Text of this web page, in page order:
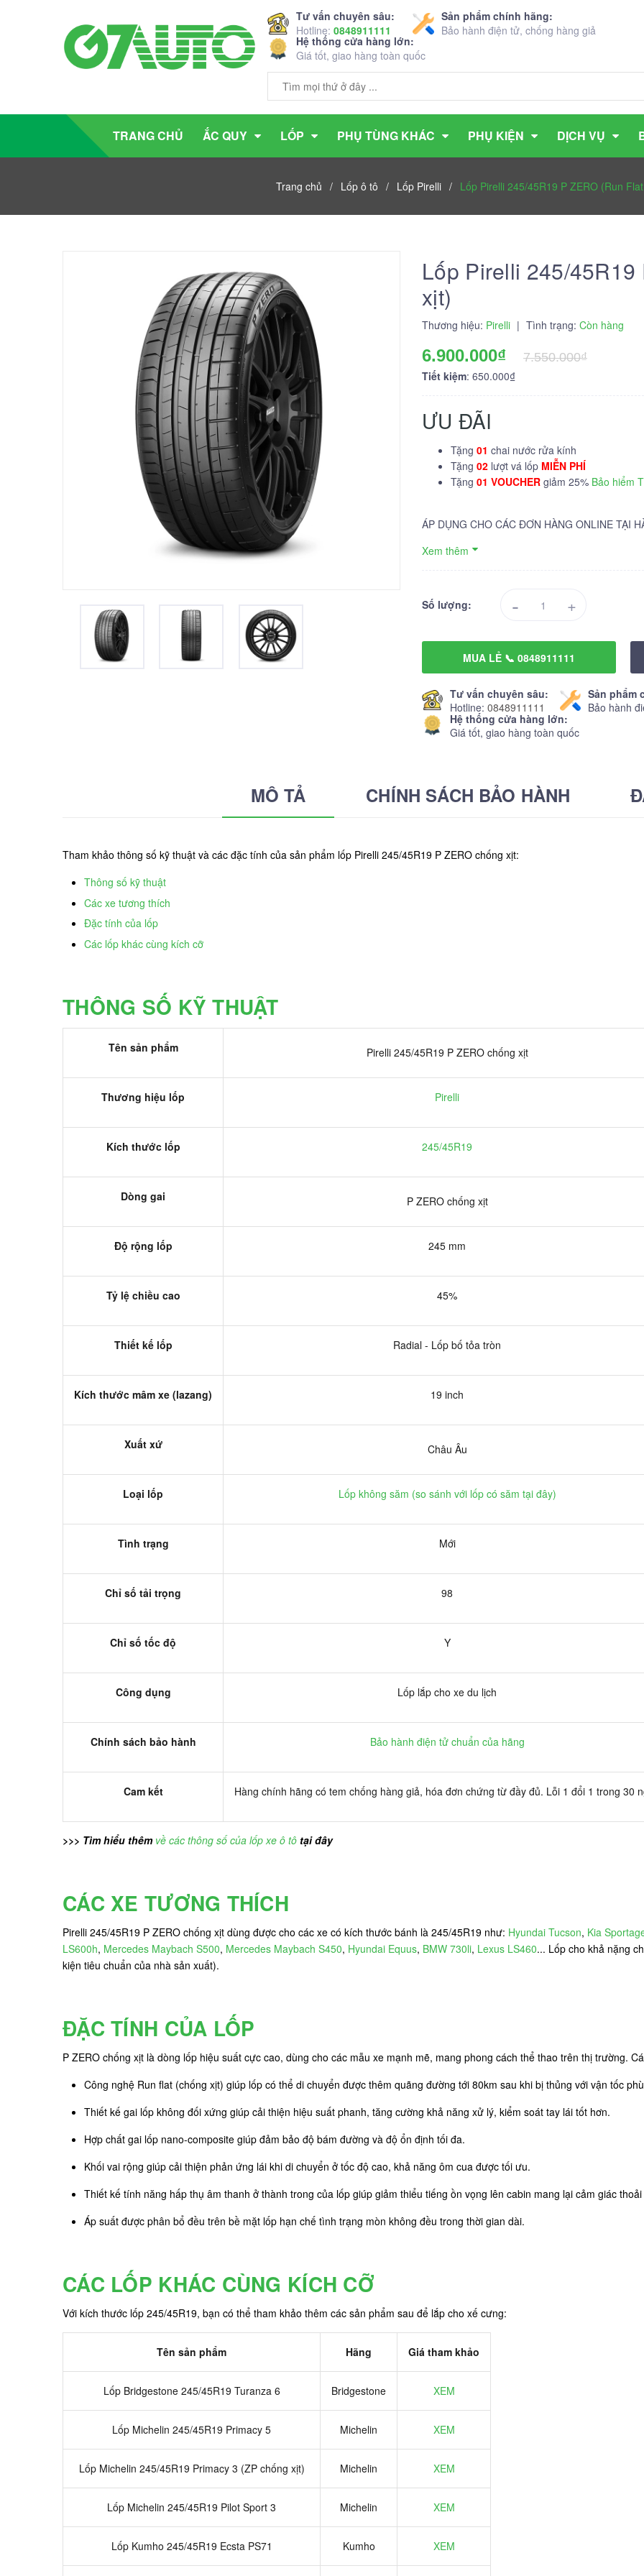
Tư vấn chuyên sâu:
Hotline: 0848911111
Sản phẩm chính hãng:
Bảo hành điện tử, chống hàng giả
Hệ thống cửa hàng lớn:
Giá tốt, giao hàng toàn quốc
TRANG CHỦ ẮC QUY LỐP PHỤ TÙNG KHÁC PHỤ KIỆN DỊCH VỤ
Trang chủ / Lốp ô tô / Lốp Pirelli / Lốp Pirelli 245/45R19 P ZERO (Run
Lốp Pirelli 245/
xịt)
Thương hiệu: Pirelli | Tình trạng: Còn hàng
6.900.000₫
7.550.000₫
Tiết kiệm: 650.000₫
ƯU ĐÃI
Tặng 01 chai nước rửa kính
Tặng 02 lượt vá lốp MIỄN PHÍ
Tặng 01 VOUCHER giảm 25% Bảo hiểm
ÁP DỤNG CHO CÁC ĐƠN HÀNG ONLINE TẠI
Xem thêm
Số lượng: - +
MUA LẺ 📞 0848911111
Tư vấn chuyên sâu:
Hotline: 0848911111
Sản phẩm
Bảo hành
Hệ thống cửa hàng lớn:
Giá tốt, giao hàng toàn quốc
MÔ TẢ CHÍNH SÁCH BẢO HÀNH
Tham khảo thông số kỹ thuật và các đặc tính của sản phẩm lốp Pirelli 245/45R19 P ZERO chống xịt:
Thông số kỹ thuật
Các xe tương thích
Đặc tính của lốp
Các lốp khác cùng kích cỡ
THÔNG SỐ KỸ THUẬT
Tên sản phẩm Pirelli 245/45R19 P ZERO chống xịt
Thương hiệu lốp Pirelli
Kích thước lốp 245/45R19
Dòng gai P ZERO chống xịt
Độ rộng lốp 245 mm
Tỷ lệ chiều cao 45%
Thiết kế lốp Radial - Lốp bố tỏa tròn
Kích thước mâm xe (lazang) 19 inch
Xuất xứ Châu Âu
Loại lốp Lốp không săm (so sánh với lốp có săm tại đây)
Tình trạng Mới
Chỉ số tải trọng 98
Chỉ số tốc độ Y
Công dụng Lốp lắp cho xe du lịch
Chính sách bảo hành Bảo hành điện tử chuẩn của hãng
Cam kết Hàng chính hãng có tem chống hàng giả, hóa đơn chứng từ đầy đủ. Lỗi 1 đổi 1 trong 30
>>> Tìm hiểu thêm về các thông số của lốp xe ô tô tại đây
CÁC XE TƯƠNG THÍCH
Pirelli 245/45R19 P ZERO chống xịt dùng được cho các xe có kích thước bánh là 245/45R19 như: Hyundai Tucson, Kia
LS600h, Mercedes Maybach S500, Mercedes Maybach S450, Hyundai Equus, BMW 730li, Lexus LS460... Lốp cho khả nặng
kiện tiêu chuẩn của nhà sản xuất).
ĐẶC TÍNH CỦA LỐP
P ZERO chống xịt là dòng lốp hiệu suất cực cao, dùng cho các mẫu xe mạnh mẽ, mang phong cách thể thao trên thị trường.
Công nghệ Run flat (chống xịt) giúp lốp có thể di chuyển được thêm quãng đường tới 80km sau khi bị thủng với vận tốc
Thiết kế gai lốp không đối xứng giúp cải thiện hiệu suất phanh, tăng cường khả năng xử lý, kiểm soát tay lái tốt hơn.
Hợp chất gai lốp nano-composite giúp đảm bảo độ bám đường và độ ổn định tối đa.
Khối vai rộng giúp cải thiện phản ứng lái khi di chuyển ở tốc độ cao, khả năng ôm cua được tối ưu.
Thiết kế tính năng hấp thụ âm thanh ở thành trong của lốp giúp giảm thiểu tiếng ồn vọng lên cabin mang lại cảm giác
Áp suất được phân bổ đều trên bề mặt lốp hạn chế tình trạng mòn không đều trong thời gian dài.
CÁC LỐP KHÁC CÙNG KÍCH CỠ
Với kích thước lốp 245/45R19, bạn có thể tham khảo thêm các sản phẩm sau để lắp cho xế cưng:
Tên sản phẩm Hãng Giá tham khảo
Lốp Bridgestone 245/45R19 Turanza 6 Bridgestone XEM
Lốp Michelin 245/45R19 Primacy 5 Michelin XEM
Lốp Michelin 245/45R19 Primacy 3 (ZP chống xịt) Michelin XEM
Lốp Michelin 245/45R19 Pilot Sport 3 Michelin XEM
Lốp Kumho 245/45R19 Ecsta PS71 Kumho XEM